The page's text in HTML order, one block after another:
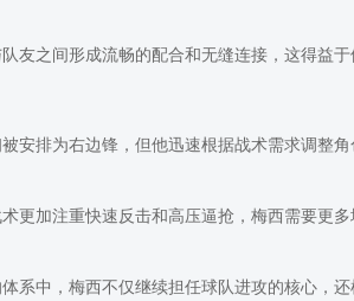
友之间形成流畅的配合和无缝连接，这得益
排为右边锋，但他迅速根据战术需求调整
更加注重快速反击和高压逼抢，梅西需要更
中，梅西不仅继续担任球队进攻的核心，